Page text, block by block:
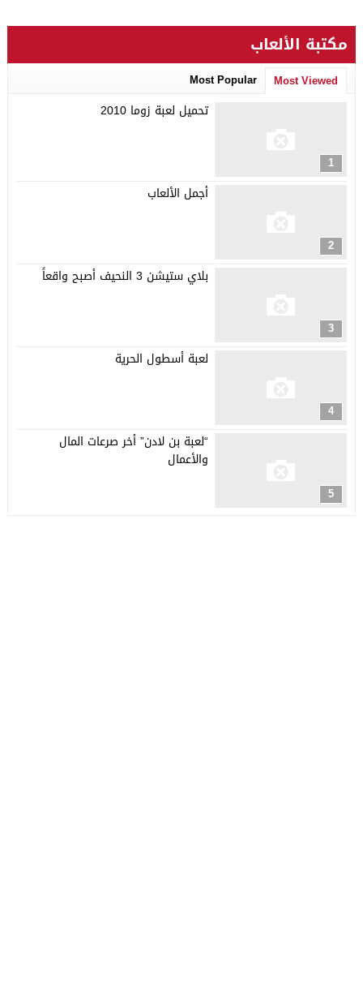
مكتبة الألعاب
Most Viewed
Most Popular
1
تحميل لعبة زوما 2010
2
أجمل الألعاب
3
بلاي ستيشن 3 النحيف أصبح واقعاً
4
لعبة أسطول الحرية
5
“لعبة بن لادن” أخر صرعات المال
والأعمال